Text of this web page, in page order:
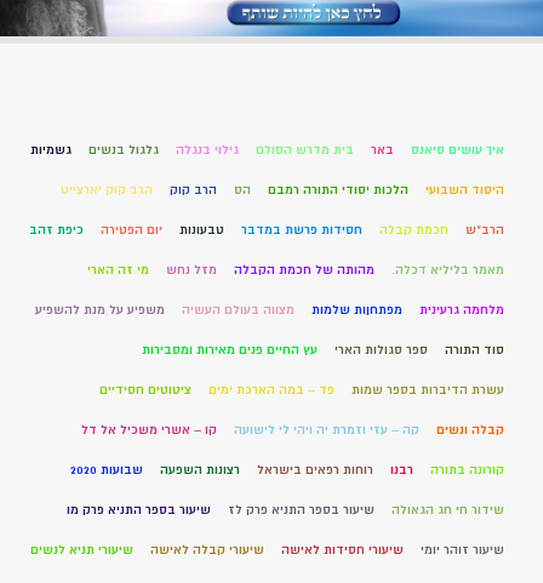
איך עושים סיאנס באר בית מדרש הסולם גילוי בנגלה גלגול בנשים גשמיות
היסוד השבועי הלכות יסודי התורה רמבם הס הרב קוק הרב קוק יארצייט
הרב"ש חכמת קבלה חסידות פרשת במדבר טבעונות יום הפטירה כיפת זהב
מאמר בליליא דכלה. מהותה של חכמת הקבלה מזל נחש מי זה הארי
מלחמה גרעינית מפתחןות שלמות מצווה בעולם העשיה משפיע על מנת להשפיע
סוד התורה ספר סגולות הארי עץ החיים פנים מאירות ומסבירות
עשרת הדיברות בספר שמות פד – במה הארכת ימים ציטוטים חסידיים
קבלה ונשים קה – עזי וזמרת יה ויהי לי לישועה קו – אשרי משכיל אל דל
קורונה בתורה רבנו רוחות רפאים בישראל רצונות השפעה שבועות 2020
שידור חי חג הגאולה שיעור בספר התניא פרק לז שיעור בספר התניא פרק מו
שיעור זוהר יומי שיעורי חסידות לאישה שיעורי קבלה לאישה שיעורי תניא לנשים